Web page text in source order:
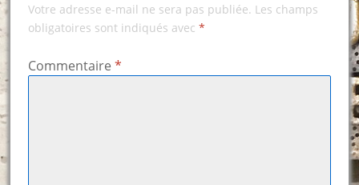
Votre adresse e-mail ne sera pas publiée. Les champs
obligatoires sont indiqués avec *
Commentaire *